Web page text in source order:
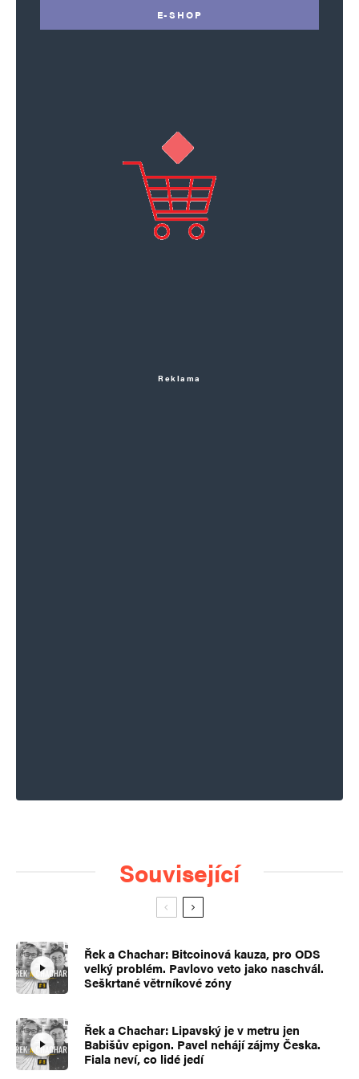
E-SHOP
Reklama
Související
Řek a Chachar: Bitcoinová kauza, pro ODS
velký problém. Pavlovo veto jako naschvál.
Seškrtané větrníkové zóny
Řek a Chachar: Lipavský je v metru jen
Babišův epigon. Pavel nehájí zájmy Česka.
Fiala neví, co lidé jedí